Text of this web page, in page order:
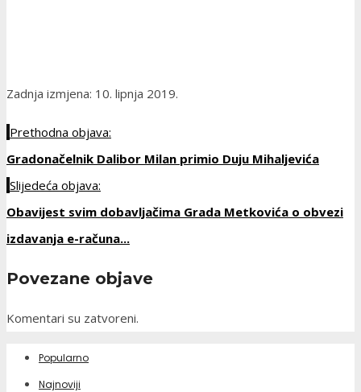
Zadnja izmjena: 10. lipnja 2019.
Prethodna objava:
Gradonačelnik Dalibor Milan primio Duju Mihaljevića
Slijedeća objava:
Obavijest svim dobavljačima Grada Metkovića o obvezi
izdavanja e-računa...
Povezane objave
Komentari su zatvoreni.
Popularno
Najnoviji